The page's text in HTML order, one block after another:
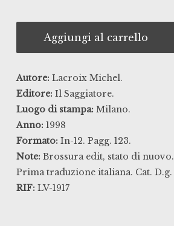
Aggiungi al carrello
Autore: Lacroix Michel.
Editore: Il Saggiatore.
Luogo di stampa: Milano.
Anno: 1998
Formato: In-12. Pagg. 123.
Note: Brossura edit, stato di nuovo.
Prima traduzione italiana. Cat. D.g.
RIF: LV-1917